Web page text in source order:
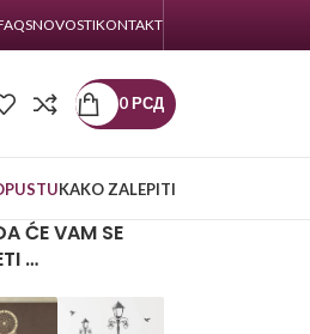
NOVOSTIKONTAKT
0РСД
KAKO ZALEPITI
ĆE VAM SE
…